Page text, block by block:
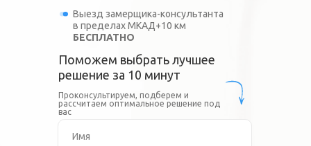
Выезд замерщика-консультанта
в пределах МКАД+10 км
БЕСПЛАТНО
Поможем выбрать лучшее
решение за 10 минут
Проконсультируем, подберем и
рассчитаем оптимальное решение под
вас